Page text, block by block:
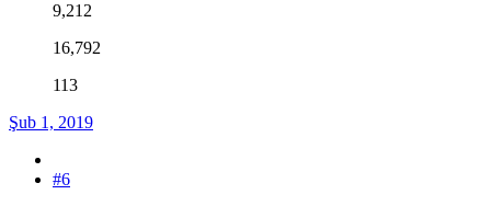
9,212
16,792
113
Şub 1, 2019
#6